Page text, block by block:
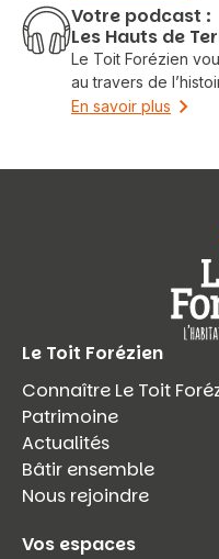
Votre podcast :
Les Hauts de
Le Toit Forézien
au travers de
En savoir plus
Le Toit Forézien
Connaître Le Toit
Patrimoine
Actualités
Bâtir ensemble
Nous rejoindre
Vos espaces